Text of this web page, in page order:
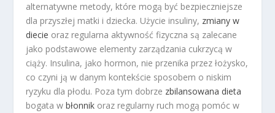
alternatywne metody, które mogą być bezpieczniejsze
dla przyszłej matki i dziecka. Użycie insuliny, zmiany w
diecie oraz regularna aktywność fizyczna są zalecane
jako podstawowe elementy zarządzania cukrzycą w
ciąży. Insulina, jako hormon, nie przenika przez łożysko,
co czyni ją w danym kontekście sposobem o niskim
ryzyku dla płodu. Poza tym dobrze zbilansowana dieta
bogata wbłonnik oraz regularny ruch mogą pomóc w